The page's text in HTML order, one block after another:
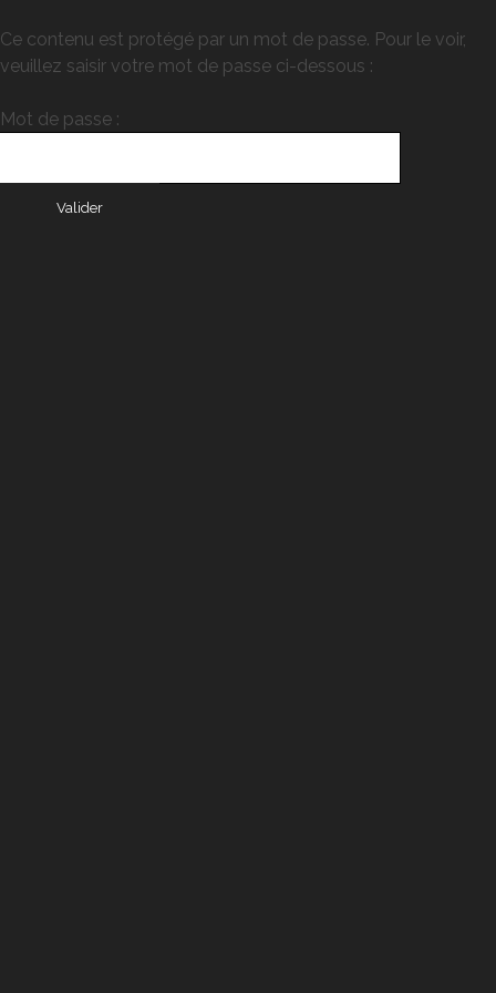
Ce contenu est protégé par un mot de passe. Pour le voir,
veuillez saisir votre mot de passe ci-dessous :
Mot de passe :